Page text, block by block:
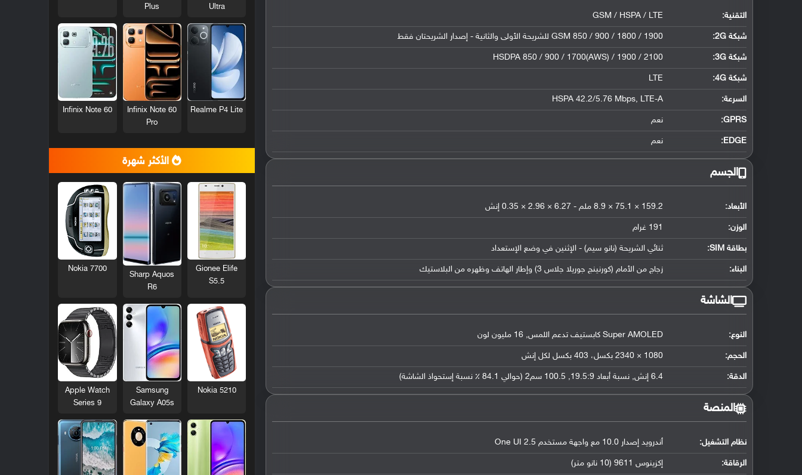
التقنية: GSM / HSPA / LTE
شبكة 2G: GSM 850 / 900 / 1800 / 1900 للشريحة الأولى والثانية - إصدار الشريحتان فقط
شبكة 3G :
HSDPA 850 / 900 / 1700(AWS) / 1900 / 2100
شبكة 4G :
LTE
السرعة: HSPA 42.2/5.76 Mbps, LTE-A
GPRS: نعم
EDGE: نعم
الجسم
الأبعاد: 159.2 × 75.1 × 8.9 ملم - 6.27 × 2.96 × 0.35 إنش
الوزن: 191 غرام
بطاقة SIM: ثنائي الشريحة (نانو سيم) - الإثنين في وضع الإستعداد
البناء: زجاج من الأمام (كورنينج جوريلا جلاس 3) وإطار الهاتف وظهره من البلاستيك
الشاشة
النوع: Super AMOLED كابستيف تدعم اللمس, 16 مليون لون
الحجم: 1080 × 2340 بكسل، 403 بكسل لكل إنش
الدقة: 6.4 إنش, نسبة أبعاد 19.5:9, 100.5 سم2 (حوالي 84.1 ٪ نسبة إستحواذ الشاشة)
المنصة
نظام التشغيل: أندرويد إصدار 10.0 مع واجهة مستخدم One UI 2.5
الرقاقة: إكزينوس 9611 (10 نانو متر)
Ultra
Plus
Realme P4 Lite
Infinix Note 60
Pro
Infinix Note 60
الأكثر شهرة
Gionee Elife
S5.5
Sharp Aquos
R6
Nokia 7700
Nokia 5210
Samsung
Galaxy A05s
Apple Watch
Series 9